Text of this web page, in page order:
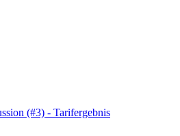
(#3) - Tarifergebnis